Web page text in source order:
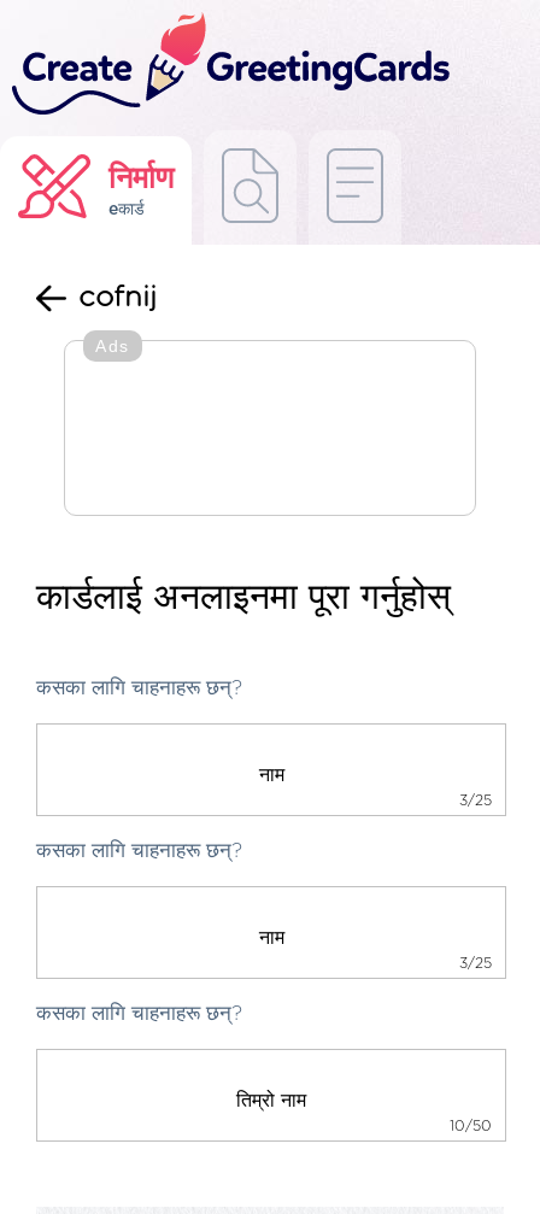
निर्माण
eकार्ड
cofnij
Ads
कार्डलाई अनलाइनमा पूरा गर्नुहोस्
कसका लागि चाहनाहरू छन्?
3/25
कसका लागि चाहनाहरू छन्?
3/25
कसका लागि चाहनाहरू छन्?
10/50